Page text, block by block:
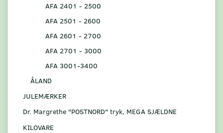
AFA 2401 - 2500
AFA 2501 - 2600
AFA 2601 - 2700
AFA 2701 - 3000
AFA 3001-3400
ÅLAND
JULEMÆRKER
Dr. Margrethe "POSTNORD" tryk, MEGA SJÆLDNE
KILOVARE